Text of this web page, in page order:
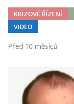
KRIZOVÉ ŘÍZENÍ
VIDEO
Před 10 měsíců